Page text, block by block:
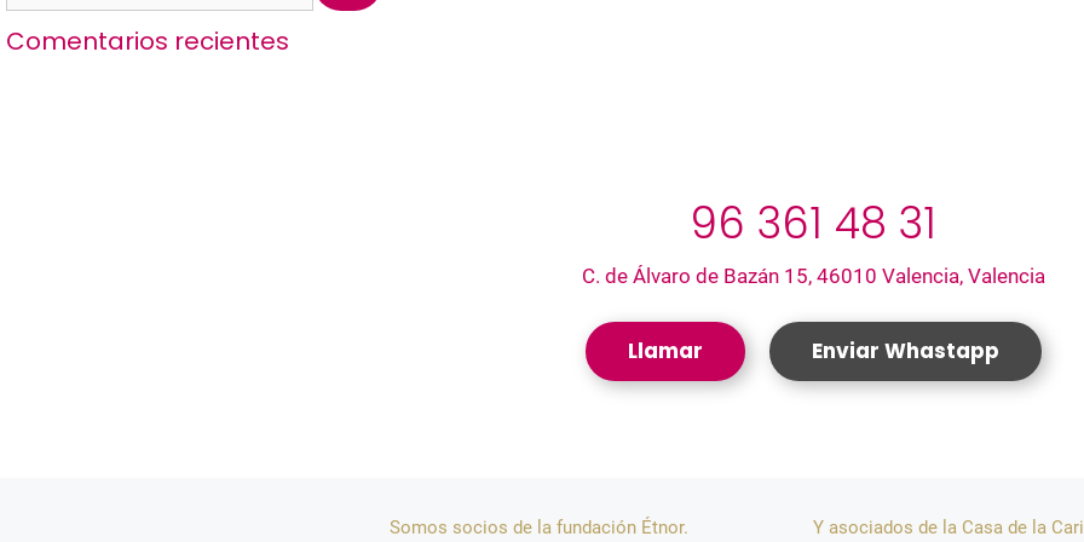
Comentarios recientes
96 361 48 31
C. de Álvaro de Bazán 15, 46010 Valencia, Valencia
Llamar Enviar Whastapp
Somos socios de la fundación Étnor. Y asociados de la Casa de la